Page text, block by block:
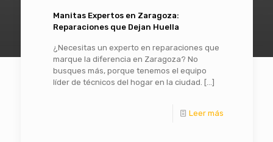
Manitas Expertos en Zaragoza:
Reparaciones que Dejan Huella
¿Necesitas un experto en reparaciones que
marque la diferencia en Zaragoza? No
busques más, porque tenemos el equipo
líder de técnicos del hogar en la ciudad. […]
Leer más